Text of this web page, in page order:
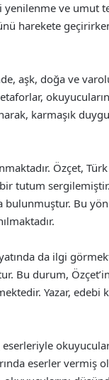
ve umut
harekete
aşk, doğa ve
karmaşık
Özçet,
tutum
bulunmuştur. Bu
da ilgi
Bu durum,
Yazar, edebi
eserler vermiş